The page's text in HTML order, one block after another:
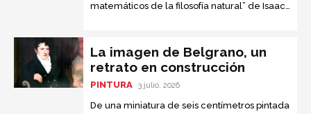
matemáticos de la filosofía natural” de Isaac
científica más importante jamás escrita.
La imagen de Belgrano, un
retrato en construcción
PINTURA 3 julio, 2026
De una miniatura de seis centímetros pintada